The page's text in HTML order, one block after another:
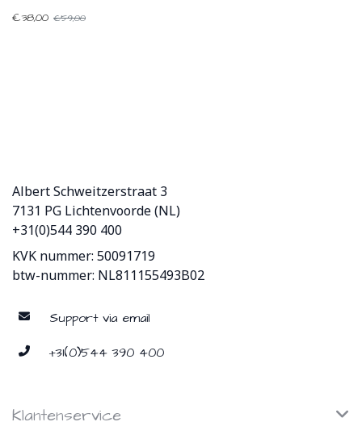
€38,00 €59,00
Albert Schweitzerstraat 3
7131 PG Lichtenvoorde (NL)
+31(0)544 390 400
KVK nummer: 50091719
btw-nummer: NL811155493B02
Support via email
+31(0)544 390 400
Klantenservice